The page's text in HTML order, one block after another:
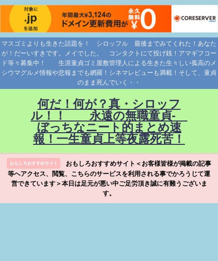
マスゴミよりも生きた話題を！ シロッフル 最後までみてくれた！あなた
が！だーいすきです。メイでした。 コンタクトにて投げ銭！アマギフコー
ド等々募集中！ 生涯童貞ゴミ屋敷管理人による生きた生々しい孤高のメ
シウマグルメ情報や悲報までも網羅！シネマレビューも満載！そして、童貞
のまま死んでいく・・
何だ！何が？真・シロッフ
ル！！ 永遠の無職童貞-
ぼっちなニート的まとめ速
報！一生童貞上等夜露死苦！
おもしろおすすめサイト
おもしろおすすめサイト＜お客様皆様が掲載の記事
等へアクセス、閲覧、こちらのサービスを利用される事でかろうじて運
営できています＞本日は足元が悪い中ご足労頂き誠に有難うございま
す。